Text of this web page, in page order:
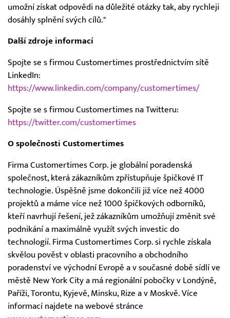
umožní získat odpovědi na důležité otázky tak, aby rychleji
dosáhly splnění svých cílů."
Další zdroje informací
Spojte se s firmou Customertimes prostřednictvím sítě
LinkedIn:
https://www.linkedin.com/company/customertimes/
Spojte se s firmou Customertimes na Twitteru:
https://twitter.com/customertimes
O společnosti Customertimes
Firma Customertimes Corp. je globální poradenská
společnost, která zákazníkům zpřístupňuje špičkové IT
technologie. Úspěšně jsme dokončili již více než 4000
projektů a máme více než 1000 špičkových odborníků,
kteří navrhují řešení, jež zákazníkům umožňují změnit své
podnikání a maximálně využít svých investic do
technologií. Firma Customertimes Corp. si rychle získala
skvělou pověst v oblasti pracovního a obchodního
poradenství ve východní Evropě a v současné době sídlí ve
městě New York City a má regionální pobočky v Londýně,
Paříži, Torontu, Kyjevě, Minsku, Rize a v Moskvě. Více
informací najdete na webové stránce